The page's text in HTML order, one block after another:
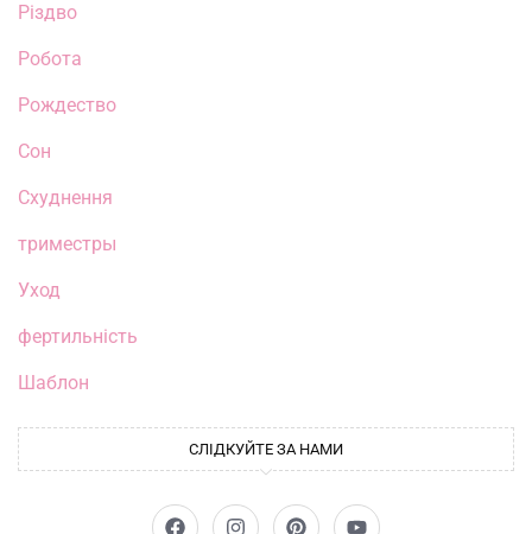
Різдво
Робота
Рождество
Сон
Схуднення
триместры
Уход
фертильність
Шаблон
СЛІДКУЙТЕ ЗА НАМИ